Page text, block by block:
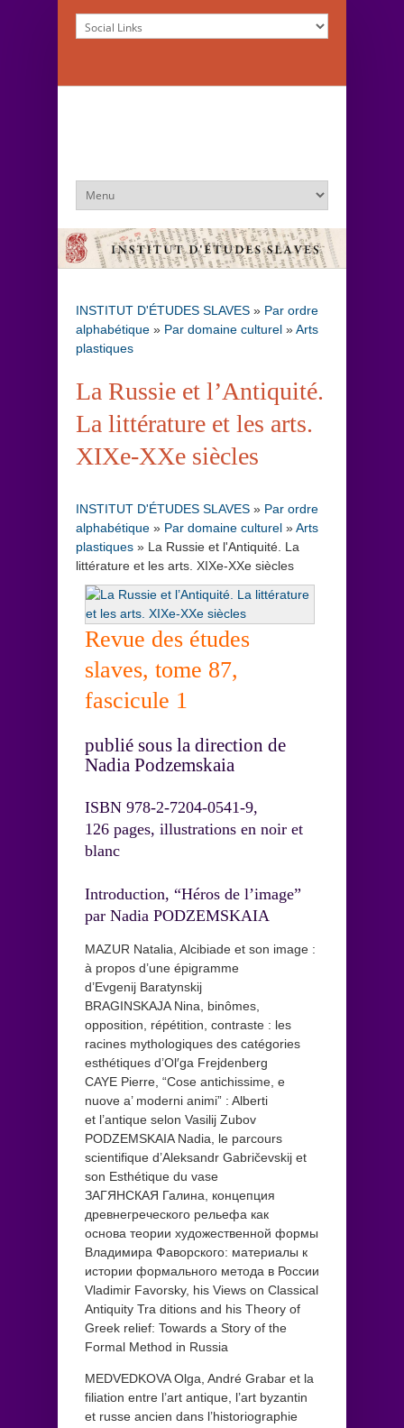
INSTITUT D'ÉTUDES SLAVES » Par ordre
alphabétique » Par domaine culturel »Arts
plastiques
La Russie et l’Antiquité.
La littérature et les arts.
XIXe-XXe siècles
INSTITUT D'ÉTUDES SLAVES » Par ordre
alphabétique » Par domaine culturel »Arts
plastiques » La Russie et l'Antiquité. La
littérature et les arts. XIXe-XXe siècles
Revue des études
slaves, tome 87,
fascicule 1
publié sous la direction de
Nadia Podzemskaia
ISBN 978-2-7204-0541-9,
126 pages, illustrations en noir et
blanc
Introduction, “Héros de l’image”
par Nadia PODZEMSKAIA
MAZUR Natalia, Alcibiade et son image :
à propos d’une épigramme
d’Evgenij Baratynskij
BRAGINSKAJA Nina, binômes,
opposition, répétition, contraste : les
racines mythologiques des catégories
esthétiques d’Ol′ga Frejdenberg
CAYE Pierre, “Cose antichissime, e
nuove a’ moderni animi” : Alberti
et l’antique selon Vasilij Zubov
PODZEMSKAIA Nadia, le parcours
scientifique d’Aleksandr Gabričevskij et
son Esthétique du vase
ЗАГЯНСКАЯ Галина, концепция
древнегреческого рельефа как
основа теории художественной формы
Владимира Фаворского: материалы к
истории формального метода в России
Vladimir Favorsky, his Views on Classical
Antiquity Tra ditions and his Theory of
Greek relief: Towards a Story of the
Formal Method in Russia
MEDVEDKOVA Olga, André Grabar et la
filiation entre l’art antique, l’art byzantin
et russe ancien dans l’historiographie